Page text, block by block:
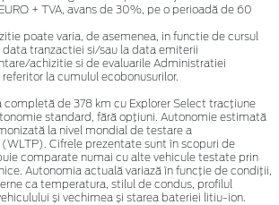
+ TVA, avans de 30%, pe o perioadă de 60
poate varia, de asemenea, in functie de cursul
data tranzactiei si/sau la data emiterii
achizitie si de evaluarile Administratiei
la cumulul ecobonusurilor.
completă de 378 km cu Explorer Select tracțiune
standard, fără opțiuni. Autonomie estimată
la nivel mondial de testare a
Cifrele prezentate sunt în scopuri de
comparate numai cu alte vehicule testate prin
Autonomia actuală variază în funcție de condiții,
ca temperatura, stilul de condus, profilul
și vechimea și starea bateriei litiu-ion.